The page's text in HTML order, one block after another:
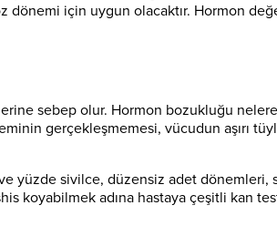
için uygun olacaktır. Hormon
sebep olur. Hormon bozukluğu
gerçekleşmemesi, vücudun aşırı
yüzde sivilce, düzensiz adet dönemleri,
koyabilmek adına hastaya çeşitli kan